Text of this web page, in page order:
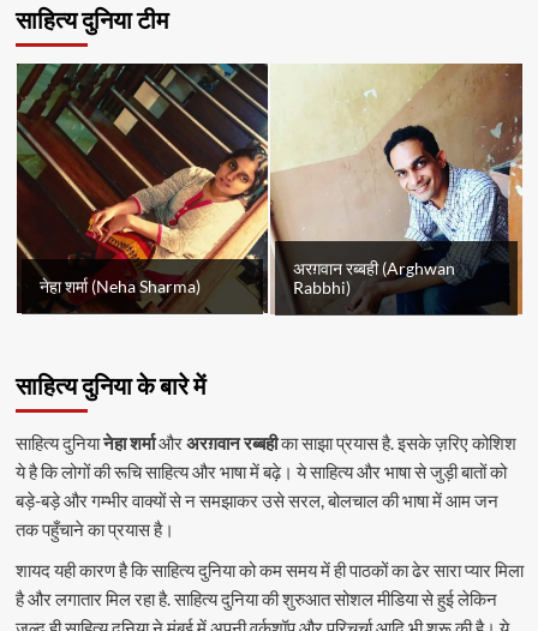
साहित्य दुनिया टीम
नेहा शर्मा (Neha Sharma)
अरग़वान रब्बही (Arghwan
Rabbhi)
साहित्य दुनिया के बारे में
साहित्य दुनियानेहा शर्माऔरअरग़वान रब्बहीका साझा प्रयास है. इसके ज़रिए कोशिश
ये है कि लोगों की रूचि साहित्य और भाषा में बढ़े। ये साहित्य और भाषा से जुड़ी बातों को
बड़े-बड़े और गम्भीर वाक्यों से न समझाकर उसे सरल, बोलचाल की भाषा में आम जन
तक पहुँचाने का प्रयास है।
शायद यही कारण है कि साहित्य दुनिया को कम समय में ही पाठकों का ढेर सारा प्यार मिला
है और लगातार मिल रहा है. साहित्य दुनिया की शुरुआत सोशल मीडिया से हुई लेकिन